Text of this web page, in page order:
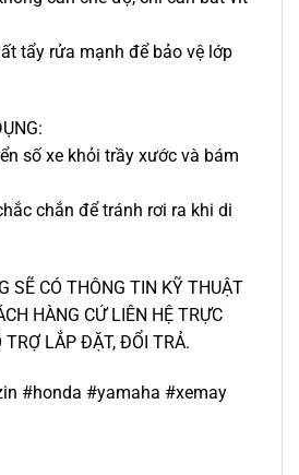
tẩy rửa mạnh để bảo vệ lớp
số xe khỏi trầy xước và bám
chắn để tránh rơi ra khi di
SẼ CÓ THÔNG TIN KỸ THUẬT
HÀNG CỨ LIÊN HỆ TRỰC
LẮP ĐẶT, ĐỔI TRẢ.
#honda #yamaha #xemay